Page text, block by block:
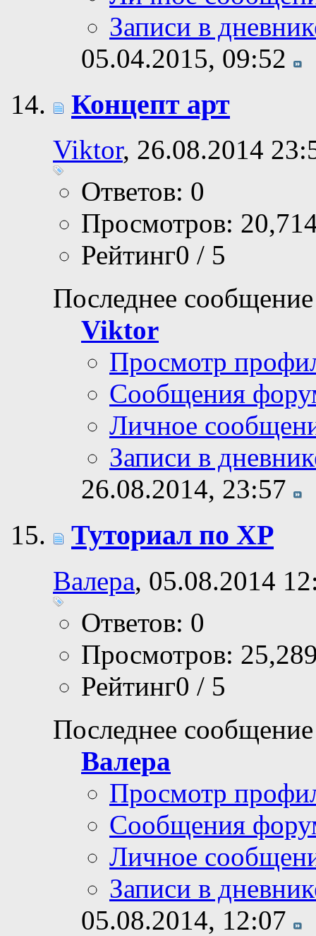
Записи в
05.04.2015, 09:52
Концепт арт
Viktor, 26.08.2014
Ответов: 0
Просмотров:
Рейтинг0 / 5
Последнее
Viktor
Просмотр
Сообщения
Личное
Записи в
26.08.2014, 23:57
Туториал по ХР
Валера, 05.08.2014
Ответов: 0
Просмотров:
Рейтинг0 / 5
Последнее
Валера
Просмотр
Сообщения
Личное
Записи в
05.08.2014, 12:07